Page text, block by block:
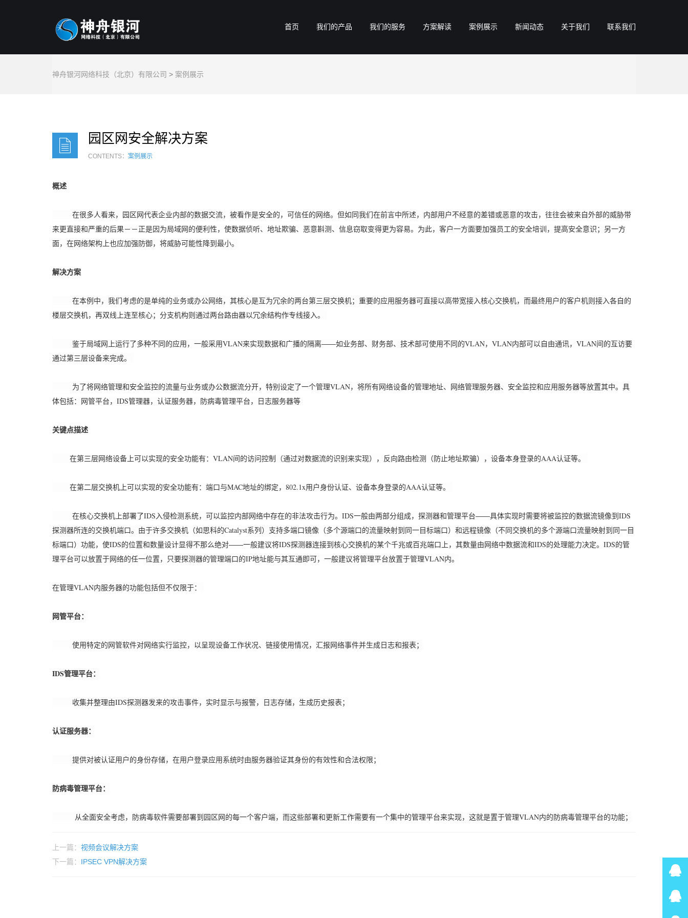
首页 我们的产品 我们的服务 方案解读 案例展示 新闻动态 关于我们 联系我们
神舟银河网络科技（北京）有限公司 > 案例展示
园区网安全解决方案
CONTENTS： 案例展示
概述
在很多人看来，园区网代表企业内部的数据交流，被看作是安全的，可信任的网络。但如同我们在前言中所述，内部用户不经意的差错或恶意的攻击，往往会被来自外部的威胁带
来更直接和严重的后果－－正是因为局域网的便利性，使数据侦听、地址欺骗、恶意斟测、信息窃取变得更为容易。为此，客户一方面要加强员工的安全培训，提高安全意识；另一方
面，在网络架构上也应加强防御，将威胁可能性降到最小。
解决方案
在本例中，我们考虑的是单纯的业务或办公网络，其核心是互为冗余的两台第三层交换机；重要的应用服务器可直接以高带宽接入核心交换机，而最终用户的客户机则接入各自的
楼层交换机，再双线上连至核心；分支机构则通过两台路由器以冗余结构作专线接入。
鉴于局域网上运行了多种不同的应用，一般采用VLAN来实现数据和广播的隔离――如业务部、财务部、技术部可使用不同的VLAN，VLAN内部可以自由通讯，VLAN间的互访要
通过第三层设备来完成。
为了将网络管理和安全监控的流量与业务或办公数据流分开，特别设定了一个管理VLAN，将所有网络设备的管理地址、网络管理服务器、安全监控和应用服务器等放置其中。具
体包括：网管平台，IDS管理器，认证服务器，防病毒管理平台，日志服务器等
关键点描述
在第三层网络设备上可以实现的安全功能有：VLAN间的访问控制（通过对数据流的识别来实现），反向路由检测（防止地址欺骗），设备本身登录的AAA认证等。
在第二层交换机上可以实现的安全功能有：端口与MAC地址的绑定，802.1x用户身份认证、设备本身登录的AAA认证等。
在核心交换机上部署了IDS入侵检测系统，可以监控内部网络中存在的非法攻击行为。IDS一般由两部分组成，探测器和管理平台――具体实现时需要将被监控的数据流镜像到IDS
探测器所连的交换机端口。由于许多交换机（如思科的Catalyst系列）支持多端口镜像（多个源端口的流量映射到同一目标端口）和远程镜像（不同交换机的多个源端口流量映射到同一目
标端口）功能，使IDS的位置和数量设计显得不那么绝对――一般建议将IDS探测器连接到核心交换机的某个千兆或百兆端口上，其数量由网络中数据流和IDS的处理能力决定。IDS的管
理平台可以放置于网络的任一位置，只要探测器的管理端口的IP地址能与其互通即可，一般建议将管理平台放置于管理VLAN内。
在管理VLAN内服务器的功能包括但不仅限于：
网管平台：
使用特定的网管软件对网络实行监控，以呈现设备工作状况、链接使用情况，汇报网络事件并生成日志和报表；
IDS管理平台：
收集并整理由IDS探测器发来的攻击事件，实时显示与报警，日志存储，生成历史报表；
认证服务器：
提供对被认证用户的身份存储，在用户登录应用系统时由服务器验证其身份的有效性和合法权限；
防病毒管理平台：
从全面安全考虑，防病毒软件需要部署到园区网的每一个客户端，而这些部署和更新工作需要有一个集中的管理平台来实现，这就是置于管理VLAN内的防病毒管理平台的功能；
上一篇： 视频会议解决方案
下一篇： IPSEC VPN解决方案